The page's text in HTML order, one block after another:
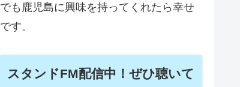
でも鹿児島に興味を持ってくれたら幸せ
です。
スタンドFM配信中！ぜひ聴いて